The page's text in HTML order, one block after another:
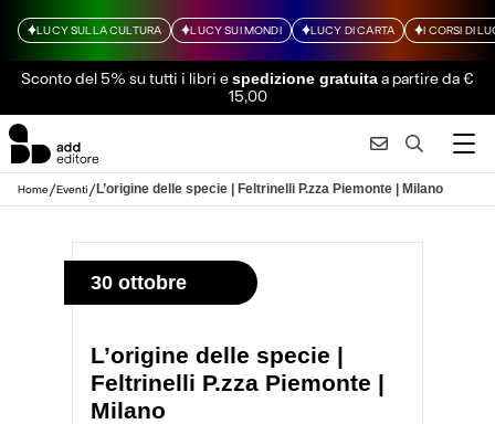
LUCY SULLA CULTURA LUCY SUI MONDI LUCY DI CARTA I CORSI DI
Sconto del 5% su tutti i libri espedizione gratuitaa partire da €
15,00
Home/Eventi/L’origine delle specie | Feltrinelli P.zza Piemonte | Milano
30 ottobre
L’origine delle specie |
Feltrinelli P.zza Piemonte |
Milano